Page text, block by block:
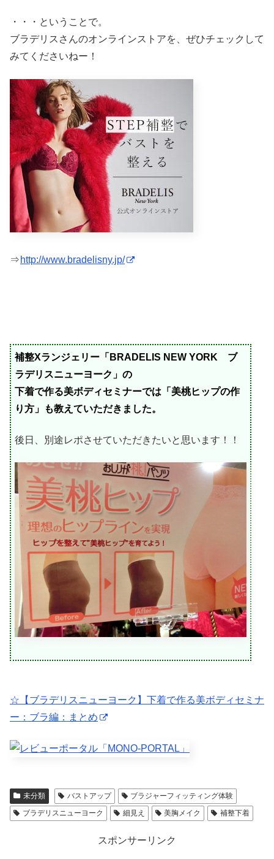
・・・ということで。
ブラデリスさんのオンラインストアを、ぜひチェックして
みてくださいねー！
⇒ http://www.bradelisny.jp/
補整Xランジェリー「BRADELIS NEW YORK ブ
ラデリスニューヨーク」の
下着で作る美ボディセミナーでは「美桃ヒップの作
り方」も教えていただきました。
後日、別途レポさせていただきたいと思います！！
☆【ブラデリスニューヨーク】下着で作る美ボディセミナ
ー：ブラ編：まとめ
未分類 バストアップ
ブラジャーフィッティング体験
ブラデリスニューヨーク
細見え 美胸メイク 補整下着
スポンサーリンク